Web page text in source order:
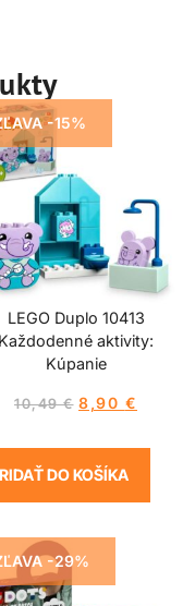
-15%
LEGO Duplo 10413
Každodenné aktivity:
Kúpanie
10,49€ 8,90 €
DO KOŠÍKA
-29%